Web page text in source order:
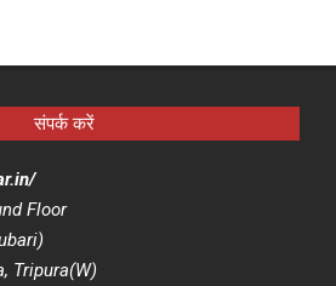
संपर्क करें
Floor
Tripura(W)